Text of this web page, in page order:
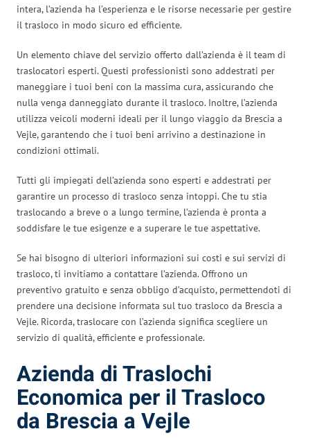
intera, l’azienda ha l’esperienza e le risorse necessarie per gestire
il trasloco in modo sicuro ed efficiente.
Un elemento chiave del servizio offerto dall’azienda è il team di
traslocatori esperti. Questi professionisti sono addestrati per
maneggiare i tuoi beni con la massima cura, assicurando che
nulla venga danneggiato durante il trasloco. Inoltre, l’azienda
utilizza veicoli moderni ideali per il lungo viaggio da Brescia a
Vejle, garantendo che i tuoi beni arrivino a destinazione in
condizioni ottimali.
Tutti gli impiegati dell’azienda sono esperti e addestrati per
garantire un processo di trasloco senza intoppi. Che tu stia
traslocando a breve o a lungo termine, l’azienda è pronta a
soddisfare le tue esigenze e a superare le tue aspettative.
Se hai bisogno di ulteriori informazioni sui costi e sui servizi di
trasloco, ti invitiamo a contattare l’azienda. Offrono un
preventivo gratuito e senza obbligo d’acquisto, permettendoti di
prendere una decisione informata sul tuo trasloco da Brescia a
Vejle. Ricorda, traslocare con l’azienda significa scegliere un
servizio di qualità, efficiente e professionale.
Azienda di Traslochi
Economica per il Trasloco
da Brescia a Vejle